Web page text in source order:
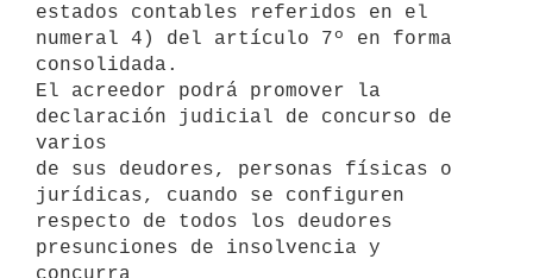
estados contables referidos en el
numeral 4) del artículo 7º en forma
consolidada.
El acreedor podrá promover la
declaración judicial de concurso de
varios
de sus deudores, personas físicas o
jurídicas, cuando se configuren
respecto de todos los deudores
presunciones de insolvencia y